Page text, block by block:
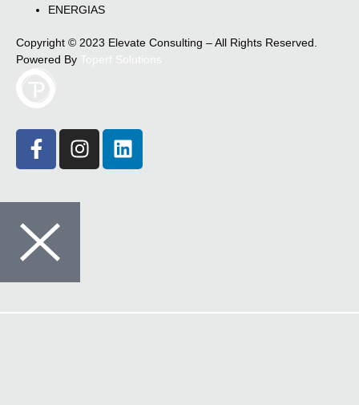
ENERGIAS
Copyright © 2023 Elevate Consulting – All Rights Reserved.
Powered By